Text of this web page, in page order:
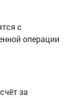
с
операции
за